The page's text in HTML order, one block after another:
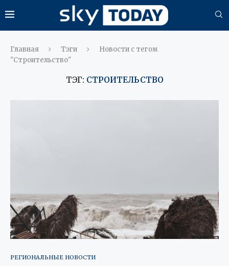
Главная Тэги
Новости с тегом
"Строительство"
ТЭГ: СТРОИТЕЛЬСТВО
РЕГИОНАЛЬНЫЕ НОВОСТИ